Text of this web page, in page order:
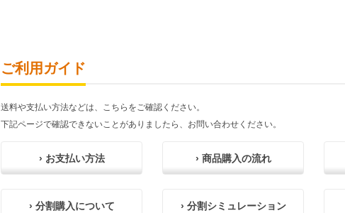
ご利用ガイド
送料や支払い方法などは、こちらをご確認ください。
下記ページで確認できないことがありましたら、お問い合わせください。
› お支払い方法 › 商品購入の流れ
› 分割購入について › 分割シミュレーション